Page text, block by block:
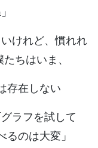
けれど、慣れれ
ちはいま、
在しない
ラフを試して
のは大変」